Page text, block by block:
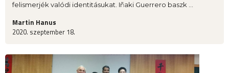
felismerjék valódi identitásukat. Iñaki Guerrero baszk ...
Martin Hanus
2020. szeptember 18.